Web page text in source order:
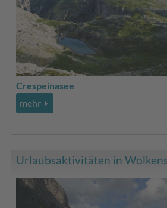
Crespeinasee
mehr
Urlaubsaktivitäten in